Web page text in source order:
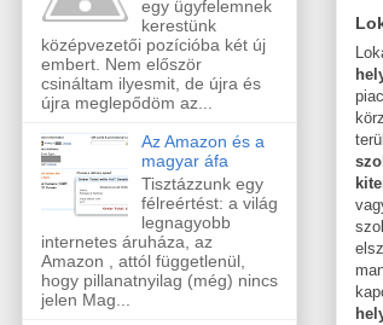
egy ügyfelemnek
kerestünk
középvezetői pozícióba két új
embert. Nem először
csináltam ilyesmit, de újra és
újra meglepődöm az...
Az Amazon és a
magyar áfa
Tisztázzunk egy
félreértést: a világ
legnagyobb
internetes áruháza, az
Amazon , attól függetlenül,
hogy pillanatnyilag (még) nincs
jelen Mag...